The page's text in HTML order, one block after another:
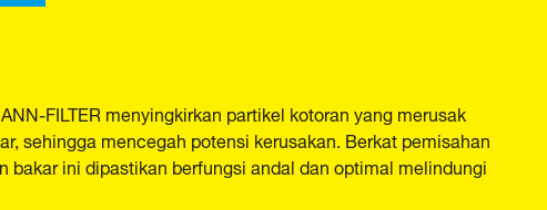
FILTER menyingkirkan partikel kotoran yang merusak
sehingga mencegah potensi kerusakan. Berkat pemisahan
bakar ini dipastikan berfungsi andal dan optimal melindungi